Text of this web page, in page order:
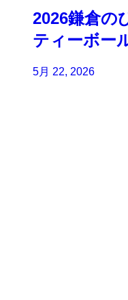
2026鎌倉の
ティーボー
5月 22, 2026